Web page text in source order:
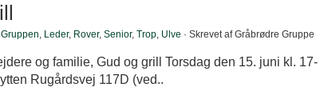
Gruppen, Leder, Rover, Senior, Trop, Ulve · Skrevet af Gråbrødre Gruppe
og familie, Gud og grill Torsdag den 15. juni kl. 17-
Rugårdsvej 117D (ved..